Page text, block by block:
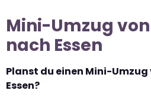
Mini-Umzug
nach Essen
Planst du einen Mini-
Essen?